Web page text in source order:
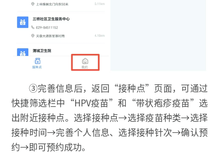
③完善信息后，返回“接种点”页面，可通过
快捷筛选栏中“HPV疫苗”和“带状疱疹疫苗”选
出附近接种点。选择接种点→选择疫苗种类→选择
接种时间→完善个人信息、选择接种针次→确认预
约→即可预约成功。